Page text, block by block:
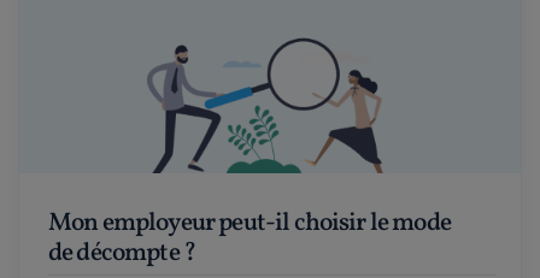
Mon employeur peut-il choisir le mode
de décompte ?